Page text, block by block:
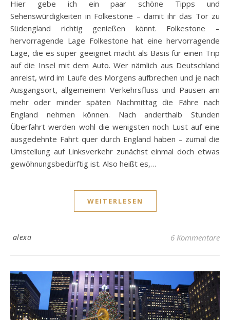
Hier gebe ich ein paar schöne Tipps und
Sehenswürdigkeiten in Folkestone – damit ihr das Tor zu
Südengland richtig genießen könnt. Folkestone –
hervorragende Lage Folkestone hat eine hervorragende
Lage, die es super geeignet macht als Basis für einen Trip
auf die Insel mit dem Auto. Wer nämlich aus Deutschland
anreist, wird im Laufe des Morgens aufbrechen und je nach
Ausgangsort, allgemeinem Verkehrsfluss und Pausen am
mehr oder minder späten Nachmittag die Fähre nach
England nehmen können. Nach anderthalb Stunden
Überfahrt werden wohl die wenigsten noch Lust auf eine
ausgedehnte Fahrt quer durch England haben – zumal die
Umstellung auf Linksverkehr zunächst einmal doch etwas
gewöhnungsbedürftig ist. Also heißt es,…
WEITERLESEN
alexa 6 Kommentare